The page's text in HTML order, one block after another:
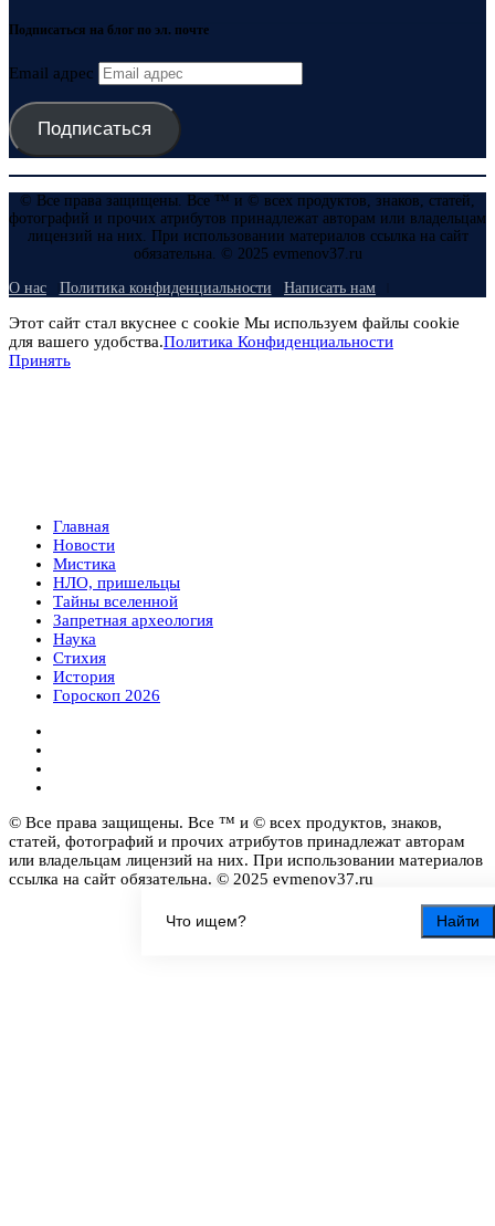
Найти
Подписаться на блог по эл. почте
Email адрес
Подписаться
© Все права защищены. Все ™ и © всех продуктов, знаков, статей,
фотографий и прочих атрибутов принадлежат авторам или владельцам
лицензий на них. При использовании материалов ссылка на сайт
обязательна. © 2025 evmenov37.ru
О нас Политика конфиденциальности Написать нам
Этот сайт стал вкуснее с cookie Мы используем файлы cookie
для вашего удобства.Политика Конфиденциальности
Принять
Главная
Новости
Мистика
НЛО, пришельцы
Тайны вселенной
Запретная археология
Наука
Стихия
История
Гороскоп 2026
© Все права защищены. Все ™ и © всех продуктов, знаков,
статей, фотографий и прочих атрибутов принадлежат авторам
или владельцам лицензий на них. При использовании материалов
ссылка на сайт обязательна. © 2025 evmenov37.ru